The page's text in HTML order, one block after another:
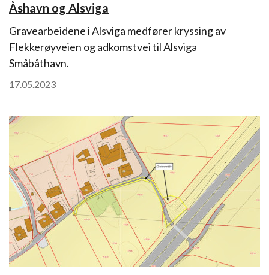
Åshavn og Alsviga
Gravearbeidene i Alsviga medfører kryssing av
Flekkerøyveien og adkomstvei til Alsviga
Småbåthavn.
17.05.2023